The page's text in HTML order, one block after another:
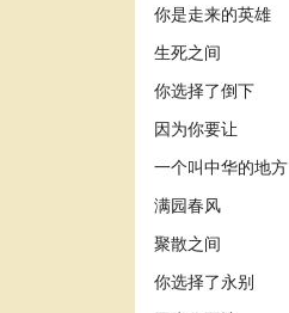
你是走来的英雄
生死之间
你选择了倒下
因为你要让
一个叫中华的地方
满园春风
聚散之间
你选择了永别